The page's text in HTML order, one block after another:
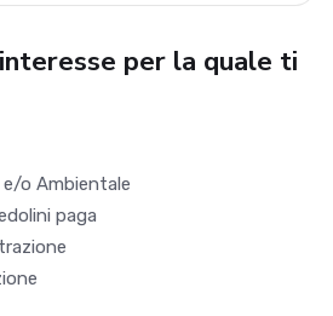
per la quale ti
o Ambientale
paga